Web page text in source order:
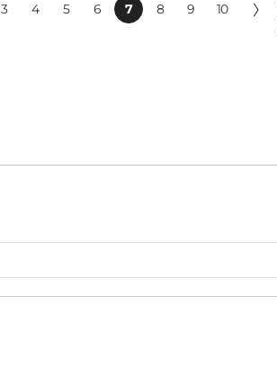
3 4 5 6 7 8 9 10 〉